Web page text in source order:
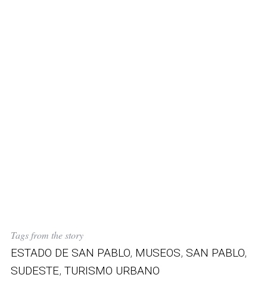
Tags from the story
ESTADO DE SAN PABLO, MUSEOS, SAN PABLO,
SUDESTE, TURISMO URBANO